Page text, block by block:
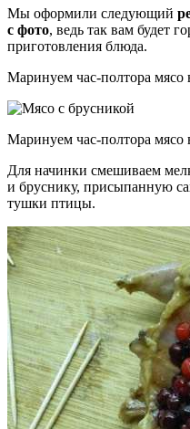
Мы оформили следующий
с фото, ведь так вам будет
приготовления блюда.
Маринуем час-полтора мясо
Маринуем час-полтора мясо
Для начинки смешиваем
и бруснику, присыпанную
тушки птицы.